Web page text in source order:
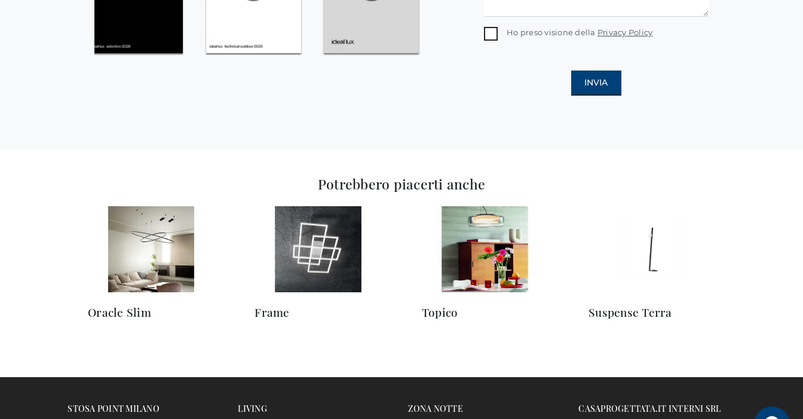
Ho preso visione della Privacy Policy
INVIA
Potrebbero piacerti anche
Oracle Slim Frame Topico Suspense Terra
STOSA POINT MILANO LIVING ZONA NOTTE CASAPROGETTATA.IT INTERNI SRL